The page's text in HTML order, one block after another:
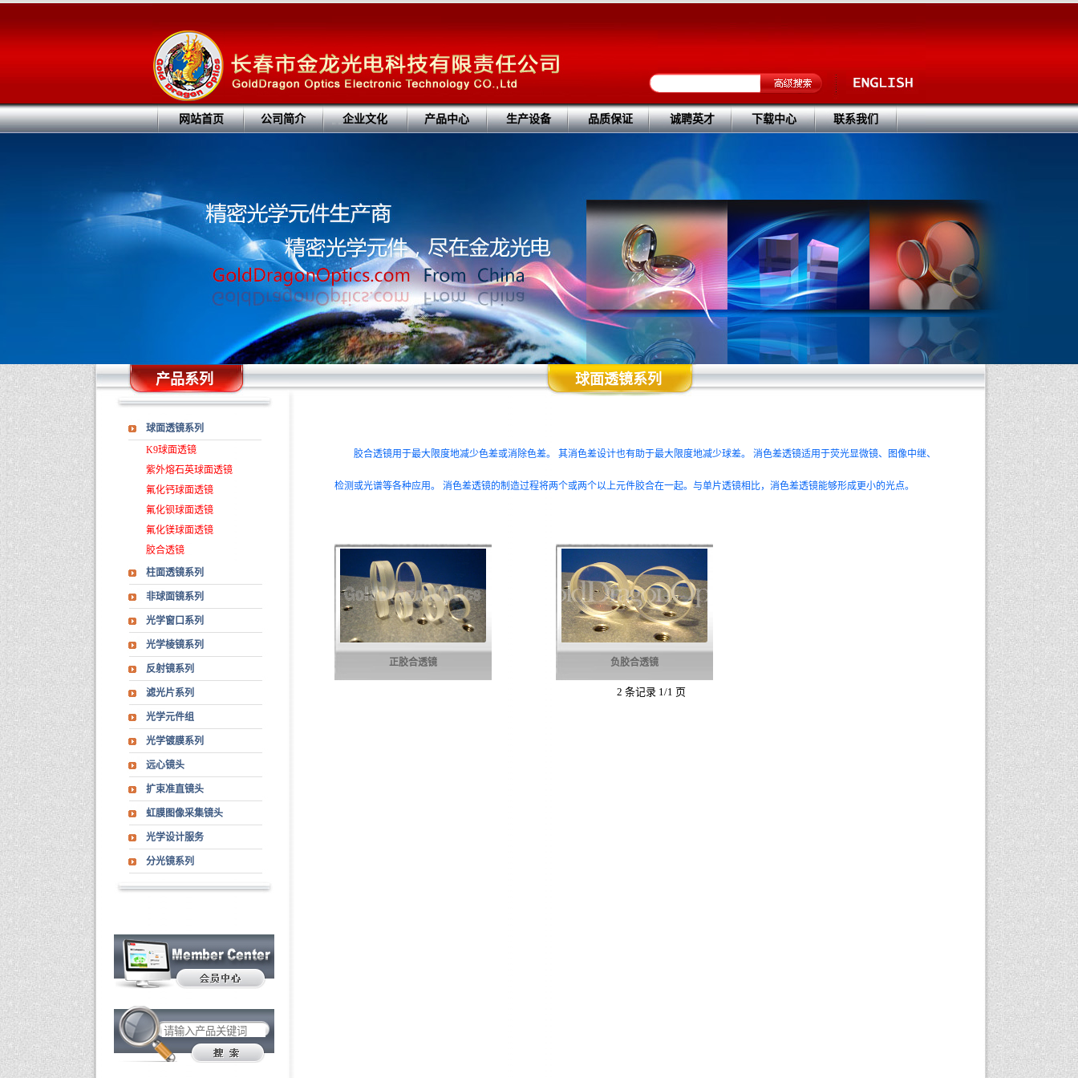
网站首页 公司简介 企业文化 产品中心 生产设备 品质保证 诚聘英才 下载中心 联系我们
产品系列 球面透镜系列
球面透镜系列
K9球面透镜
紫外熔石英球面透镜
氟化钙球面透镜
氟化钡球面透镜
氟化镁球面透镜
胶合透镜
柱面透镜系列
非球面镜系列
光学窗口系列
光学棱镜系列
反射镜系列
滤光片系列
光学元件组
光学镀膜系列
远心镜头
扩束准直镜头
虹膜图像采集镜头
光学设计服务
分光镜系列
胶合透镜用于最大限度地减少色差或消除色差。 其消色差设计也有助于最大限度地减少球差。 消色差透镜适用于荧光显微镜、图像中继、
检测或光谱等各种应用。 消色差透镜的制造过程将两个或两个以上元件胶合在一起。与单片透镜相比，消色差透镜能够形成更小的光点。
正胶合透镜 负胶合透镜
2 条记录 1/1 页